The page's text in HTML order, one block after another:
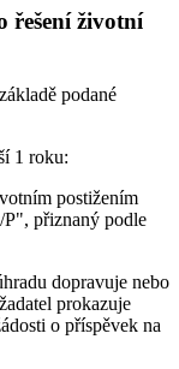
řešení životní
podané
1 roku:
postižením
přiznaný podle
dopravuje nebo
prokazuje
o příspěvek na